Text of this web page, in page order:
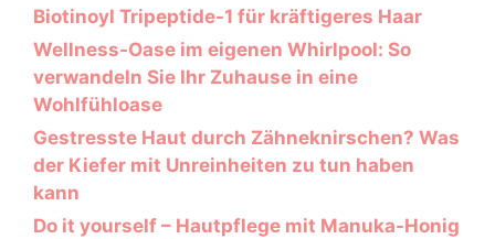
Biotinoyl Tripeptide-1 für kräftigeres Haar
Wellness-Oase im eigenen Whirlpool: So
verwandeln Sie Ihr Zuhause in eine
Wohlfühloase
Gestresste Haut durch Zähneknirschen? Was
der Kiefer mit Unreinheiten zu tun haben
kann
Do it yourself – Hautpflege mit Manuka-Honig